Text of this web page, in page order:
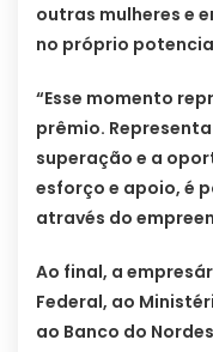
outras mulheres e
no próprio
“Esse momento
prêmio.
superação e a
esforço e apoio, é
através do
Ao final, a
Federal, ao
ao Banco do